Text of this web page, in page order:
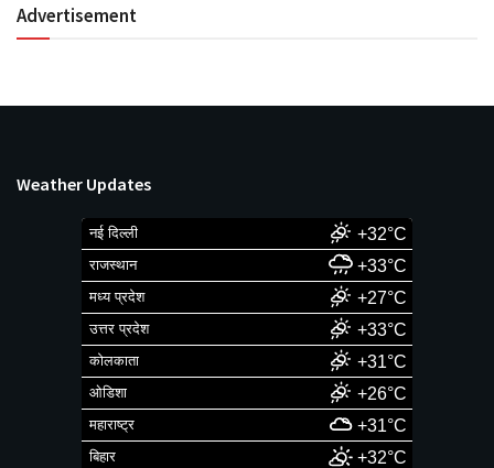
Advertisement
Weather Updates
नई दिल्ली +32°C
राजस्थान +33°C
मध्य प्रदेश +27°C
उत्तर प्रदेश +33°C
कोलकाता +31°C
ओडिशा +26°C
महाराष्ट्र +31°C
बिहार +32°C